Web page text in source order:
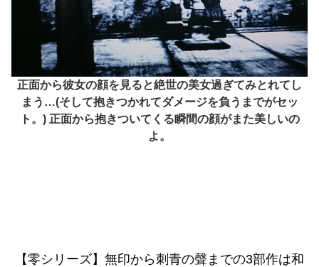
正面から彼女の顔を見ると絶世の美女過ぎてみとれてし
まう…(そして抱きつかれてダメージを負うまでがセッ
ト。) 正面から抱きついてくる瞬間の顔がまた美しいの
よ。
【零シリーズ】無印から刺青の聲までの3部作は和